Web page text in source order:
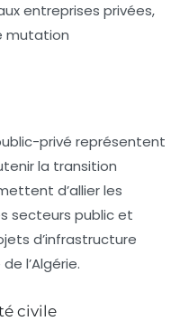
entreprises privées,
mutation
privé représentent
la transition
d’allier les
secteurs public et
d’infrastructure
l’Algérie.
civile